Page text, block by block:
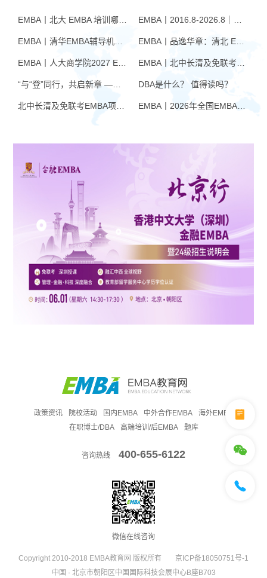
EMBA丨北大 EMBA 培训哪家好？从招生逻辑看选择标准 EMBA丨2016.8-2026.8｜品逸华章EMBA10周年：一群人，一条上岸路
EMBA丨清华EMBA辅导机构推荐：怎么选才不踩坑 EMBA丨品逸华章：清北 EMBA 辅导的学院派实力全景
EMBA丨人大商学院2027 EMBA招生 高额奖学金+前置赋能通道 EMBA丨北中长清及免联考EMBA项目申请时间汇总（7月篇）
“与“登”同行，共启新章 —— 樊登老师与品逸华章团队新年聚会 DBA是什么？ 值得读吗？
北中长清及免联考EMBA项目申请时间汇总（4月篇） EMBA丨2026年全国EMBA学费汇总
政策资讯 院校活动 国内EMBA 中外合作EMBA
海外EMBA
在职博士/DBA
高端培训/后EMBA 题库
咨询热线 400-655-6122
微信在线咨询
Copyright 2010-2018 EMBA教育网 版权所有
京ICP备18050751号-1
中国 · 北京市朝阳区中国国际科技会展中心B座B703